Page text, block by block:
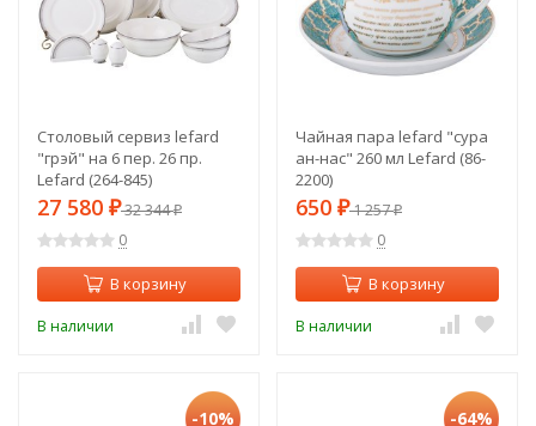
Столовый сервиз lefard
"грэй" на 6 пер. 26 пр.
Lefard (264-845)
27 580 ₽32 344₽
0
В корзину
В наличии
Чайная пара lefard "сура
ан-нас" 260 мл Lefard (86-
2200)
650 ₽1 257₽
0
В корзину
В наличии
-10% -64%